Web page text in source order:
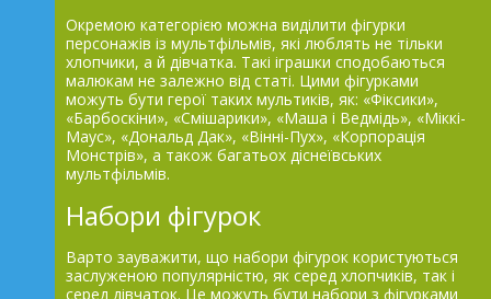
Окремою категорією можна виділити фігурки
персонажів із мультфільмів, які люблять не тільки
хлопчики, а й дівчатка. Такі іграшки сподобаються
малюкам не залежно від статі. Цими фігурками
можуть бути герої таких мультиків, як: «Фіксики»,
«Барбоскіни», «Смішарики», «Маша і Ведмідь», «Міккі-
Маус», «Дональд Дак», «Вінні-Пух», «Корпорація
Монстрів», а також багатьох діснеївських
мультфільмів.
Набори фігурок
Варто зауважити, що набори фігурок користуються
заслуженою популярністю, як серед хлопчиків, так і
серед дівчаток. Це можуть бути набори з фігурками